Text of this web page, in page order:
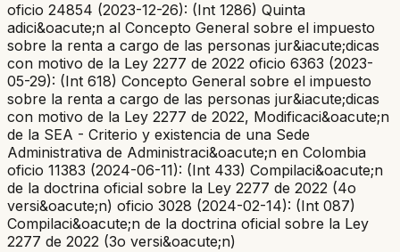
oficio 24854 (2023-12-26): (Int 1286) Quinta
adici&oacute;n al Concepto General sobre el impuesto
sobre la renta a cargo de las personas jur&iacute;dicas
con motivo de la Ley 2277 de 2022 oficio 6363 (2023-
05-29): (Int 618) Concepto General sobre el impuesto
sobre la renta a cargo de las personas jur&iacute;dicas
con motivo de la Ley 2277 de 2022, Modificaci&oacute;n
de la SEA - Criterio y existencia de una Sede
Administrativa de Administraci&oacute;n en Colombia
oficio 11383 (2024-06-11): (Int 433) Compilaci&oacute;n
de la doctrina oficial sobre la Ley 2277 de 2022 (4o
versi&oacute;n) oficio 3028 (2024-02-14): (Int 087)
Compilaci&oacute;n de la doctrina oficial sobre la Ley
2277 de 2022 (3o versi&oacute;n)